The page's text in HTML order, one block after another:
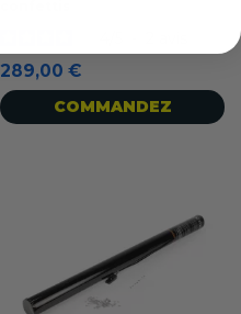
289,00 €
COMMANDEZ